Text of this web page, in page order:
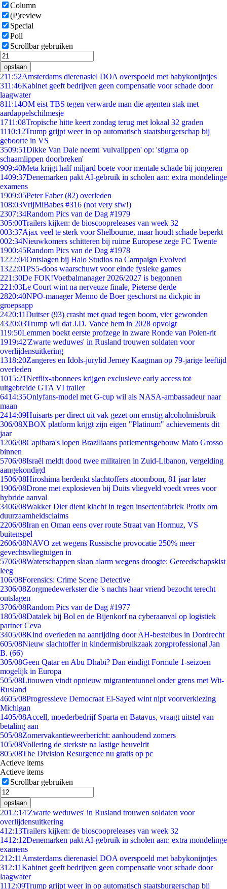
Column
(P)review
Special
Poll
Scrollbar gebruiken
opslaan
211:52Amsterdams dierenasiel DOA overspoeld met babykonijntjes
311:46Kabinet geeft bedrijven geen compensatie voor schade door
laagwater
811:14OM eist TBS tegen verwarde man die agenten stak met
aardappelschilmesje
1711:08Tropische hitte keert zondag terug met lokaal 32 graden
1110:12Trump grijpt weer in op automatisch staatsburgerschap bij
geboorte in VS
3509:51Dikke Van Dale neemt 'vulvalippen' op: 'stigma op
schaamlippen doorbreken'
909:40Meta krijgt half miljard boete voor mentale schade bij jongeren
1409:37Denemarken pakt AI-gebruik in scholen aan: extra mondelinge
examens
1909:05Peter Faber (82) overleden
108:03VrijMiBabes #316 (not very sfw!)
2307:34Random Pics van de Dag #1979
305:00Trailers kijken: de bioscoopreleases van week 32
003:37Ajax veel te sterk voor Shelbourne, maar houdt schade beperkt
002:34Nieuwkomers schitteren bij ruime Europese zege FC Twente
1900:45Random Pics van de Dag #1978
1222:04Ontslagen bij Halo Studios na Campaign Evolved
1322:01PS5-doos waarschuwt voor einde fysieke games
221:30De FOK!Voetbalmanager 2026/2027 is begonnen
221:03Le Court wint na nerveuze finale, Pieterse derde
2820:40NPO-manager Menno de Boer geschorst na dickpic in
groepsapp
2420:11Duitser (93) crasht met quad tegen boom, vier gewonden
4320:03Trump wil dat J.D. Vance hem in 2028 opvolgt
119:50Lemmen boekt eerste profzege in zware Ronde van Polen-rit
1919:42'Zwarte weduwes' in Rusland trouwen soldaten voor
overlijdensuitkering
1318:20Zangeres en Idols-jurylid Jerney Kaagman op 79-jarige leeftijd
overleden
1015:21Netflix-abonnees krijgen exclusieve early access tot
uitgebreide GTA VI trailer
6414:35Onlyfans-model met G-cup wil als NASA-ambassadeur naar
maan
2414:09Huisarts per direct uit vak gezet om ernstig alcoholmisbruik
306/08XBOX platform krijgt zijn eigen "Platinum" achievements dit
jaar
1206/08Capibara's lopen Braziliaans parlementsgebouw Mato Grosso
binnen
5706/08Israël meldt dood twee militairen in Zuid-Libanon, vergelding
aangekondigd
1506/08Hiroshima herdenkt slachtoffers atoombom, 81 jaar later
1906/08Drone met explosieven bij Duits vliegveld voedt vrees voor
hybride aanval
3406/08Wakker Dier dient klacht in tegen insectenfabriek Protix om
duurzaamheidsclaims
2206/08Iran en Oman eens over route Straat van Hormuz, VS
buitenspel
2606/08NAVO zet wegens Russische provocatie 250% meer
gevechtsvliegtuigen in
5706/08Waterschappen slaan alarm wegens droogte: Gereedschapskist
leeg
106/08Forensics: Crime Scene Detective
2306/08Zorgmedewerkster die 's nachts haar vriend bezocht terecht
ontslagen
3706/08Random Pics van de Dag #1977
1805/08Datalek bij Bol en de Bijenkorf na cyberaanval op logistiek
partner Ceva
3405/08Kind overleden na aanrijding door AH-bestelbus in Dordrecht
605/08Nieuw slachtoffer in kindermisbruikzaak zorgprofessional Jan
B. (66)
305/08Geen Qatar en Abu Dhabi? Dan eindigt Formule 1-seizoen
mogelijk in Europa
505/08Litouwen vindt opnieuw migrantentunnel onder grens met Wit-
Rusland
4605/08Progressieve Democraat El-Sayed wint nipt voorverkiezing
Michigan
1405/08Accell, moederbedrijf Sparta en Batavus, vraagt uitstel van
betaling aan
505/08Zomervakantieweerbericht: aanhoudend zomers
105/08Vollering de sterkste na lastige heuvelrit
805/08The Division Resurgence nu gratis op pc
Actieve items
Actieve items
Scrollbar gebruiken
opslaan
2012:14'Zwarte weduwes' in Rusland trouwen soldaten voor
overlijdensuitkering
412:13Trailers kijken: de bioscoopreleases van week 32
1412:12Denemarken pakt AI-gebruik in scholen aan: extra mondelinge
examens
212:11 Amsterdams dierenasiel DOA overspoeld met babykonijntjes
312:11Kabinet geeft bedrijven geen compensatie voor schade door
laagwater
1112:09Trump grijpt weer in op automatisch staatsburgerschap bij